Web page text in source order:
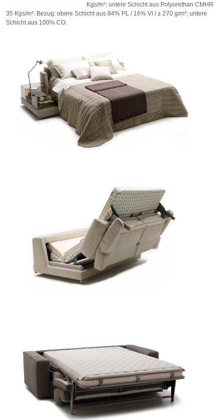
Kgs/m³; untere Schicht aus Polyurethan CMHR
35 Kgs/m³. Bezug: obere Schicht aus 84% PL / 16% VI / ± 270 g/m²; untere
Schicht aus 100% CO.